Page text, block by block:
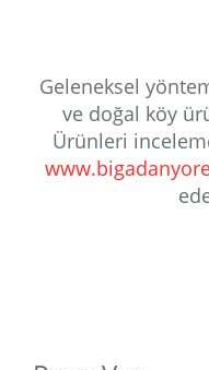
Geleneksel
ve doğal köy
Ürünleri